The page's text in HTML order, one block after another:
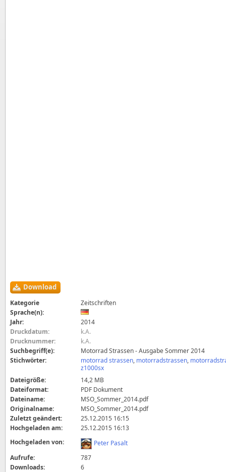
Download
Kategorie
Zeitschriften
Sprache(n):
Jahr:
2014
Druckdatum:
k.A.
Drucknummer:
k.A.
Suchbegriff(e):
Motorrad Strassen - Ausgabe Sommer 2014
Stichwörter:
motorrad strassen, motorradstrassen,
z1000sx
Dateigröße:
14,2 MB
Dateiformat:
PDF Dokument
Dateiname:
MSO_Sommer_2014.pdf
Originalname:
MSO_Sommer_2014.pdf
Zuletzt geändert:
25.12.2015 16:15
Hochgeladen am:
25.12.2015 16:13
Hochgeladen von:
Peter Pasalt
Aufrufe:
787
Downloads:
6